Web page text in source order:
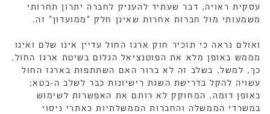
עסקית ראויה, דבר שעתיד להעניק לחברה יתרון תחרותי
משמעותי מול חברות אחרות שאינן חלק "ממועדון" זה.
ואולם נראה כי תזכיר חוק ארגז החול עדיין אינו שלם ואינו
מממש באופן מלא את הפוטנציאל הגלום בשיטת ארגז החול.
כך, למשל, בשלב זה לא ברור האם השתתפות בארגז החול
עשויה להקל בדרישת השגת רישיונות כבר לשלב ה-בטא;
באופן דומה, המחוקק לא רותם את האפשרות לשימוש
במשרדי הממשלה והחברות הממשלתיות כאתרי ניסוי